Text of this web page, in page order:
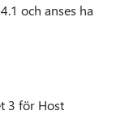
och anses ha
3 för Host